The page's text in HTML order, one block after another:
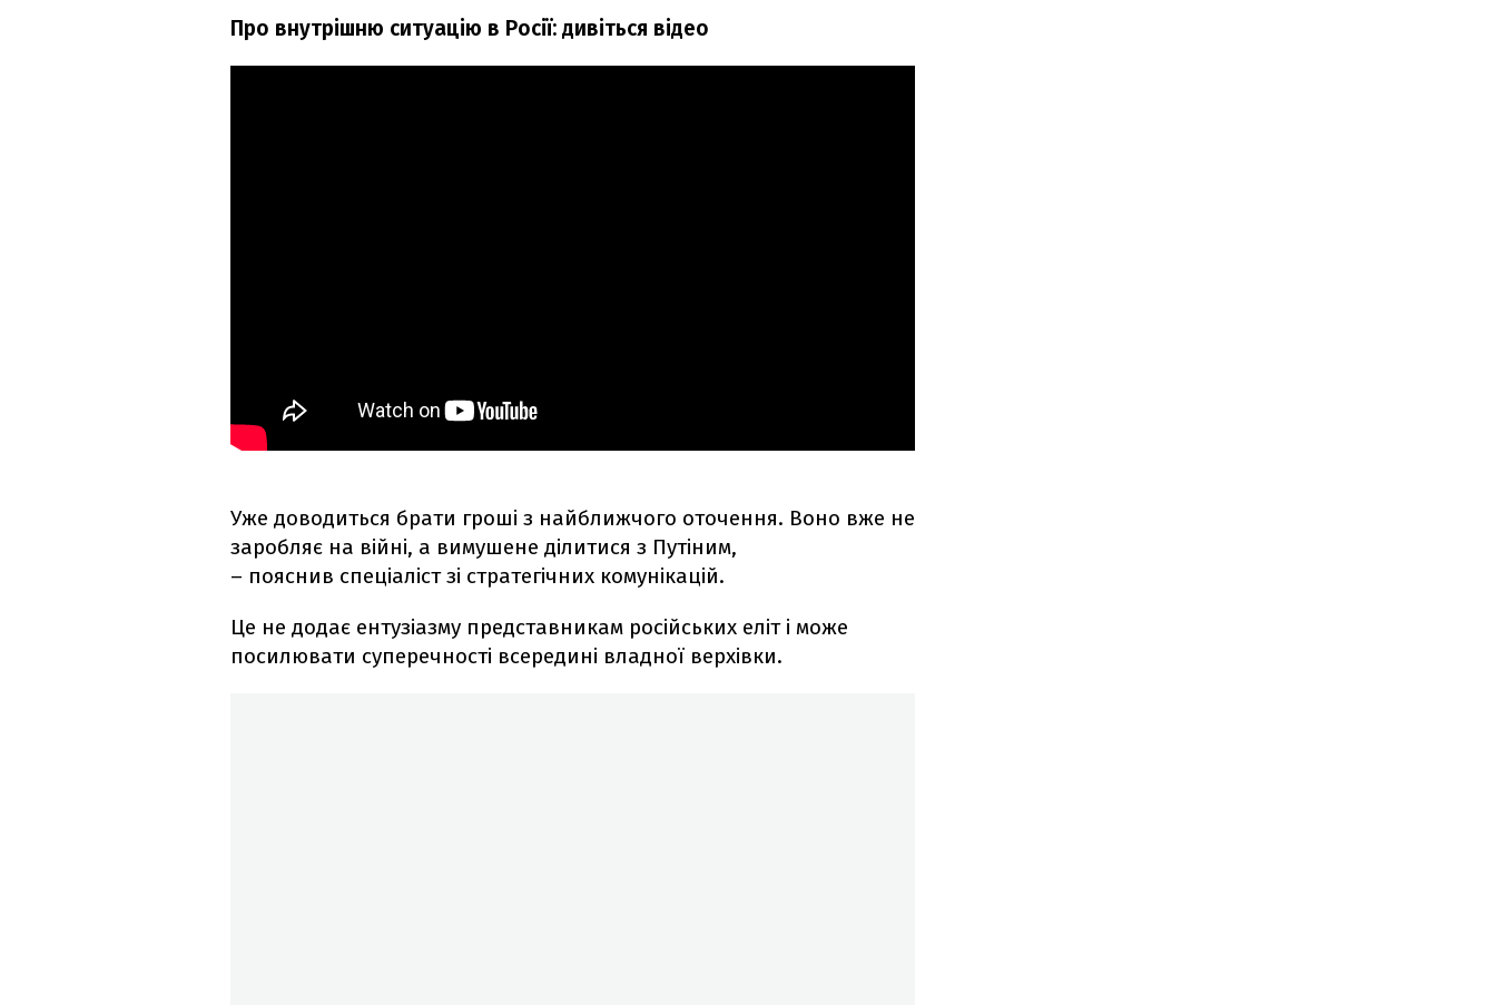
Про внутрішню ситуацію в Росії: дивіться відео
Уже доводиться брати гроші з найближчого оточення. Воно вже не
заробляє на війні, а вимушене ділитися з Путіним,
– пояснив спеціаліст зі стратегічних комунікацій.
Це не додає ентузіазму представникам російських еліт і може
посилювати суперечності всередині владної верхівки.